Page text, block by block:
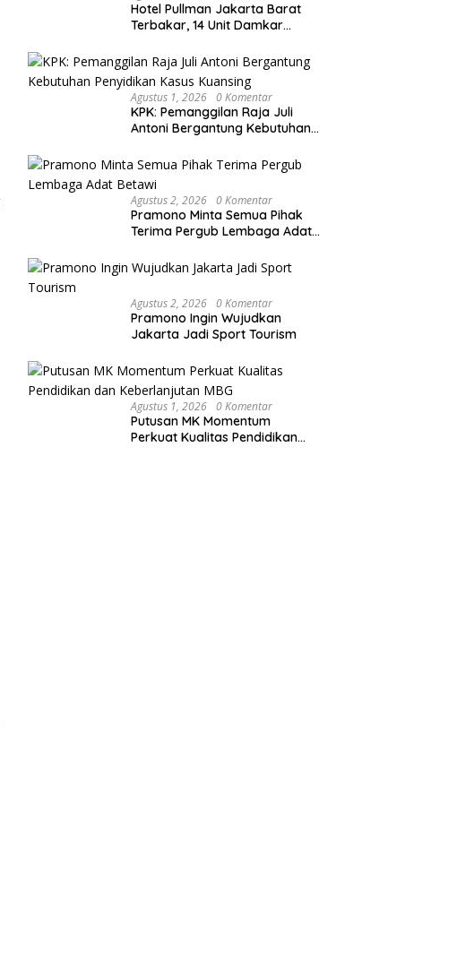
Hotel Pullman Jakarta Barat
Terbakar, 14 Unit Damkar
Agustus 1, 2026 0 Komentar
KPK: Pemanggilan Raja Juli
Antoni Bergantung Kebutuhan
Agustus 2, 2026 0 Komentar
Pramono Minta Semua Pihak
Terima Pergub Lembaga Adat
Agustus 2, 2026 0 Komentar
Pramono Ingin Wujudkan
Jakarta Jadi Sport Tourism
Agustus 1, 2026 0 Komentar
Putusan MK Momentum
Perkuat Kualitas Pendidikan